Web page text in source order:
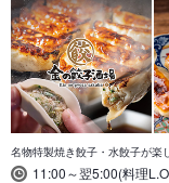
名物特製焼き餃子・水餃子が楽
11:00～翌5:00(料理